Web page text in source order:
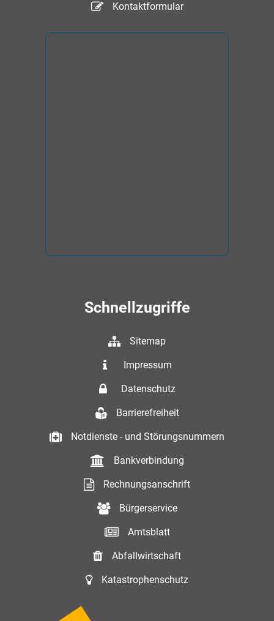
Kontaktformular
Schnellzugriffe
Sitemap
Impressum
Datenschutz
Barrierefreiheit
Notdienste - und Störungsnummern
Bankverbindung
Rechnungsanschrift
Bürgerservice
Amtsblatt
Abfallwirtschaft
Katastrophenschutz